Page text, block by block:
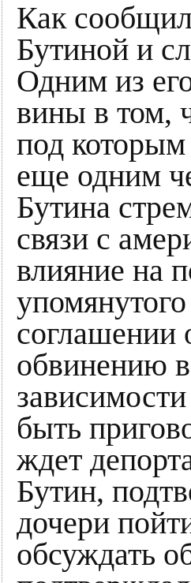
Как
Бутиной и
Одним из
вины в том,
под
еще одним
Бутина
связи с
влияние на
соглашении
обвинению
быть
ждет
Бутин,
дочери
обсуждать